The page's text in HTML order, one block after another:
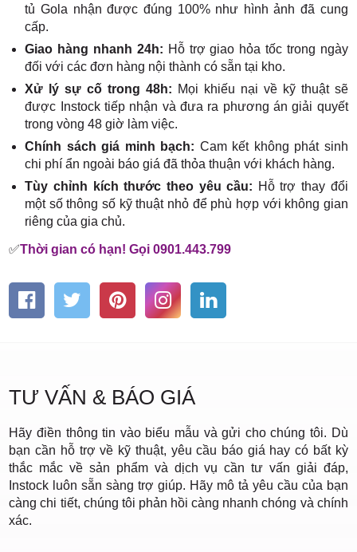
tủ Gola nhận được đúng 100% như hình ảnh đã cung
cấp.
Giao hàng nhanh 24h: Hỗ trợ giao hỏa tốc trong ngày
đối với các đơn hàng nội thành có sẵn tại kho.
Xử lý sự cố trong 48h: Mọi khiếu nại về kỹ thuật sẽ
được Instock tiếp nhận và đưa ra phương án giải quyết
trong vòng 48 giờ làm việc.
Chính sách giá minh bạch: Cam kết không phát sinh
chi phí ẩn ngoài báo giá đã thỏa thuận với khách hàng.
Tùy chỉnh kích thước theo yêu cầu: Hỗ trợ thay đổi
một số thông số kỹ thuật nhỏ để phù hợp với không gian
riêng của gia chủ.
✅Thời gian có hạn! Gọi 0901.443.799
TƯ VẤN & BÁO GIÁ
Hãy điền thông tin vào biểu mẫu và gửi cho chúng tôi. Dù
bạn cần hỗ trợ về kỹ thuật, yêu cầu báo giá hay có bất kỳ
thắc mắc về sản phẩm và dịch vụ cần tư vấn giải đáp,
Instock luôn sẵn sàng trợ giúp. Hãy mô tả yêu cầu của bạn
càng chi tiết, chúng tôi phản hồi càng nhanh chóng và chính
xác.